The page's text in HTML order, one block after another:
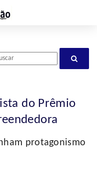
do Prêmio
protagonismo